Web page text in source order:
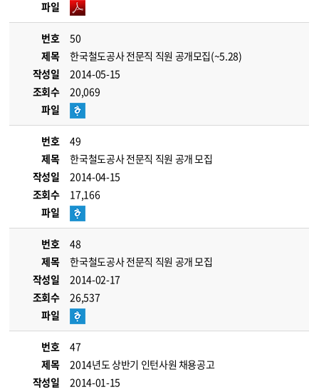
파일
번호
50
제목
한국철도공사 전문직 직원 공개모집(~5.28)
작성일
2014-05-15
조회수
20,069
파일
번호
49
제목
한국철도공사 전문직 직원 공개 모집
작성일
2014-04-15
조회수
17,166
파일
번호
48
제목
한국철도공사 전문직 직원 공개 모집
작성일
2014-02-17
조회수
26,537
파일
번호
47
제목
2014년도 상반기 인턴사원 채용공고
작성일
2014-01-15